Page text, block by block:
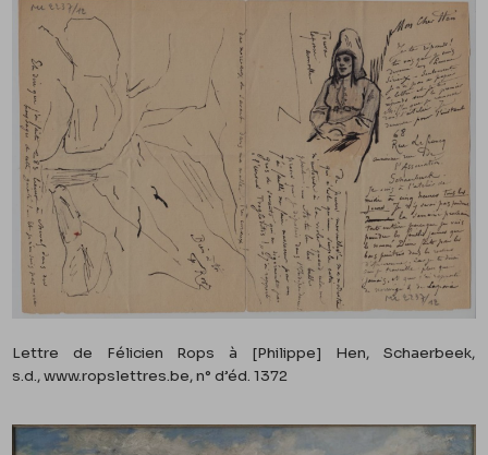
Lettre de Félicien Rops à [Philippe] Hen, Schaerbeek,
s.d.,www.ropslettres.be, n° d’éd.1372